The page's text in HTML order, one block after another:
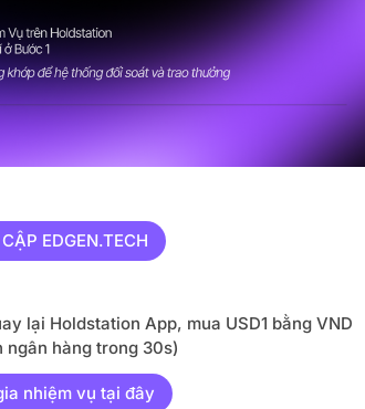
EDGEN.TECH
lại Holdstation App, mua USD1 bằng VND
hàng trong 30s)
nhiệm vụ tại đây